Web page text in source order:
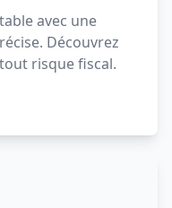
avec une
Découvrez
risque fiscal.